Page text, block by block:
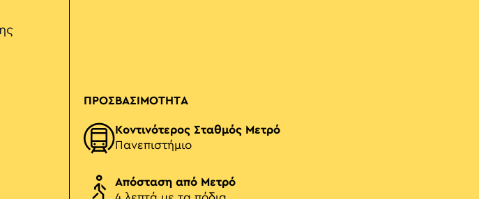
ΠΡΟΣΒΑΣΙΜΟΤΗΤΑ
Κοντινότερος Σταθμός Μετρό
Πανεπιστήμιο
Απόσταση από Μετρό